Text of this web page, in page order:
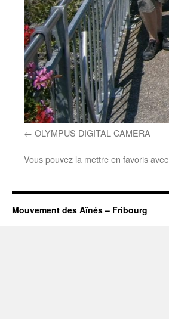
OLYMPUS DIGITAL CAMERA
Vous pouvez la mettre en favoris avec
Mouvement des Aînés – Fribourg